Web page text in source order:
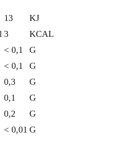
13
KJ
3
KCAL
< 0,1
G
< 0,1
G
0,3
G
0,1
G
0,2
G
< 0,01 G